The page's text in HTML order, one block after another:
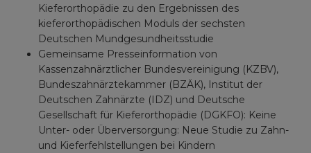
Kieferorthopädie zu den Ergebnissen des
kieferorthopädischen Moduls der sechsten
Deutschen Mundgesundheitsstudie
Gemeinsame Presseinformation von
Kassenzahnärztlicher Bundesvereinigung (KZBV),
Bundeszahnärztekammer (BZÄK), Institut der
Deutschen Zahnärzte (IDZ) und Deutsche
Gesellschaft für Kieferorthopädie (DGKFO): Keine
Unter- oder Überversorgung: Neue Studie zu Zahn-
und Kieferfehlstellungen bei Kindern